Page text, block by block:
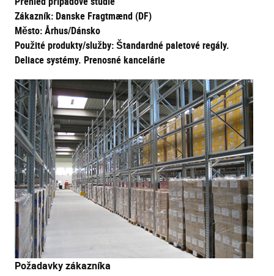
Zákazník: Danske Fragtmænd (DF)
Město: Århus/Dánsko
Použité produkty/služby: Štandardné paletové regály.
Deliace systémy. Prenosné kancelárie
Požadavky zákazníka